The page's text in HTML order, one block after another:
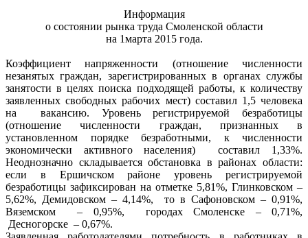
Информация
о состоянии рынка труда Смоленской области
на 1марта 2015 года.
Коэффициент напряженности (отношение численности
незанятых граждан, зарегистрированных в органах службы
занятости в целях поиска подходящей работы, к количеству
заявленных свободных рабочих мест) составил 1,5 человека
на вакансию. Уровень регистрируемой безработицы
(отношение численности граждан, признанных в
установленном порядке безработными, к численности
экономически активного населения) составил 1,33%.
Неоднозначно складывается обстановка в районах области:
если в Ершичском районе уровень регистрируемой
безработицы зафиксирован на отметке 5,81%, Глинковском –
5,62%, Демидовском – 4,14%, то в Сафоновском – 0,91%,
Вяземском – 0,95%, городах Смоленске – 0,71%,
Десногорске – 0,67%.